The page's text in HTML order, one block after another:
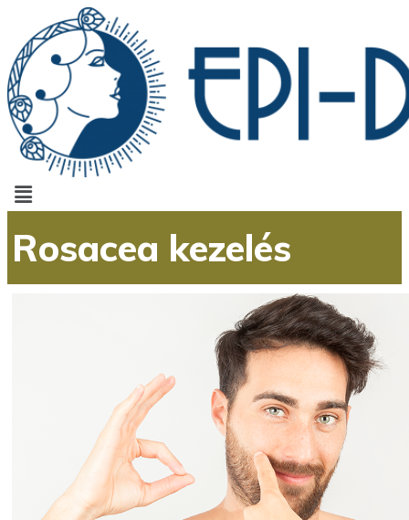
Menu
Rosacea kezelés